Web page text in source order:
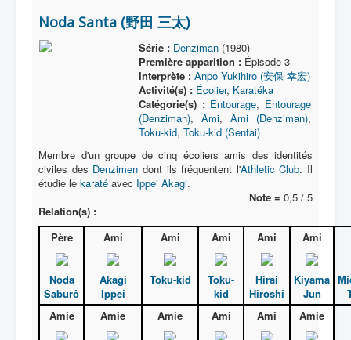
Noda Santa (野田 三太)
Série : Denziman(1980)
Première apparition :Épisode 3
Interprète : Anpo Yukihiro (安保 幸宏)
Activité(s) : Écolier, Karatéka
Catégorie(s) : Entourage, Entourage
(Denziman), Ami, Ami (Denziman),
Toku-kid, Toku-kid (Sentai)
Membre d'un groupe de cinq écoliers amis des identités
civiles des Denzimen dont ils fréquentent l'Athletic Club. Il
étudie le karaté avec Ippei Akagi.
Note = 0,5 / 5
Relation(s) :
Père
Noda
Saburô
Ami
Akagi
Ippei
Ami
Toku-kid
Ami
Toku-
kid
Ami
Hirai
Hiroshi
Ami
Kiyama
Jun
Amie
Amie Amie Ami Ami Amie